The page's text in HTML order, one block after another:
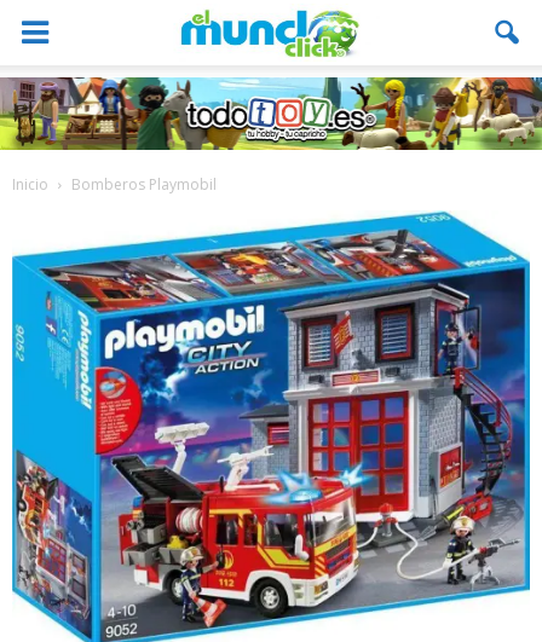
Inicio Bomberos Playmobil